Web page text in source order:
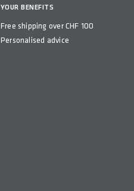
YOUR BENEFITS
Free shipping over CHF 100
Personalised advice